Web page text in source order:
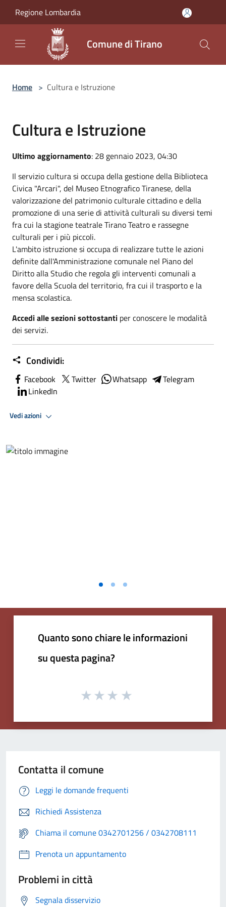
Regione Lombardia
Comune di Tirano
Home > Cultura e Istruzione
Cultura e Istruzione
Ultimo aggiornamento: 28 gennaio 2023, 04:30
Il servizio cultura si occupa della gestione della Biblioteca
Civica "Arcari", del Museo Etnografico Tiranese, della
valorizzazione del patrimonio culturale cittadino e della
promozione di una serie di attività culturali su diversi temi
fra cui la stagione teatrale Tirano Teatro e rassegne
culturali per i più piccoli.
L'ambito istruzione si occupa di realizzare tutte le azioni
definite dall'Amministrazione comunale nel Piano del
Diritto alla Studio che regola gli interventi comunali a
favore della Scuola del territorio, fra cui il trasporto e la
mensa scolastica.
Accedi alle sezioni sottostanti per conoscere le modalità
dei servizi.
Condividi:
Facebook Twitter Whatsapp
Telegram
LinkedIn
Vedi azioni
Quanto sono chiare le informazioni
su questa pagina?
Contatta il comune
Leggi le domande frequenti
Richiedi Assistenza
Chiama il comune 0342701256 / 0342708111
Prenota un appuntamento
Problemi in città
Segnala disservizio